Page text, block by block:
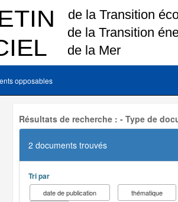
opposables
Résultats de recherche : - Type de
2 documents trouvés
Tri par
date de publication thématique